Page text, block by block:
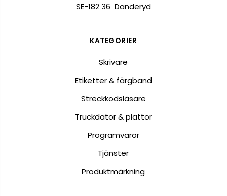
SE-182 36 Danderyd
KATEGORIER
Skrivare
Etiketter & färgband
Streckkodsläsare
Truckdator & plattor
Programvaror
Tjänster
Produktmärkning